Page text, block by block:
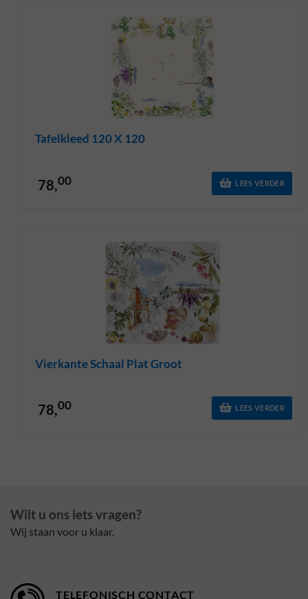
Tafelkleed 120 X 120
78,00 LEES VERDER
Vierkante Schaal Plat Groot
78,00 LEES VERDER
Wilt u ons iets vragen?
Wij staan voor u klaar.
TELEFONISCH CONTACT